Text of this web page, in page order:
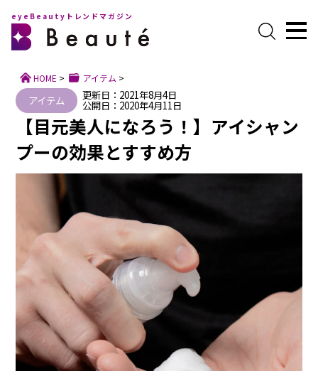
eyeBeautyトレンドマガジン
HOME > アイテム >
アイテム 更新日：2021年8月4日
公開日：2020年4月11日
【目元美人になろう！】アイシャン
プーの効果とすすめ方